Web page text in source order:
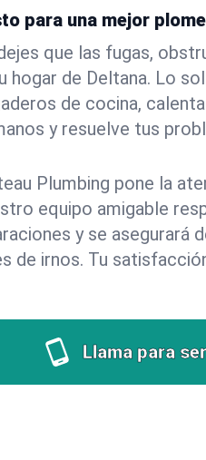
para una mejor
que las fugas,
hogar de Deltana. Lo
de cocina,
y resuelve tus
Plumbing pone la
equipo amigable
y se
de irnos. Tu
Llama para